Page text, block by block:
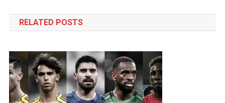
navigation
RELATED POSTS